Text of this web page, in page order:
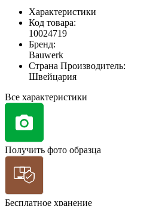
Характеристики
Код товара:
10024719
Бренд:
Bauwerk
Страна Производитель:
Швейцария
Все характеристики
Получить фото образца
Бесплатное хранение